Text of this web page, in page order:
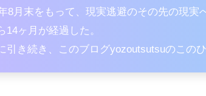
8月末をもって、現実逃避のその先の現実
14ヶ月が経過した。
引き続き、このブログyozoutsutsuのこの